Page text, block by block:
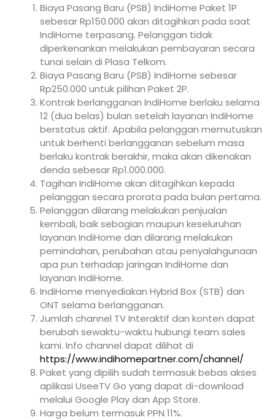
Biaya Pasang Baru (PSB) IndiHome Paket 1P
sebesar Rp150.000 akan ditagihkan pada saat
IndiHome terpasang. Pelanggan tidak
diperkenankan melakukan pembayaran secara
tunai selain di Plasa Telkom.
Biaya Pasang Baru (PSB) IndiHome sebesar
Rp250.000 untuk pilihan Paket 2P.
Kontrak berlangganan IndiHome berlaku selama
12 (dua belas) bulan setelah layanan IndiHome
berstatus aktif. Apabila pelanggan memutuskan
untuk berhenti berlangganan sebelum masa
berlaku kontrak berakhir, maka akan dikenakan
denda sebesar Rp1.000.000.
Tagihan IndiHome akan ditagihkan kepada
pelanggan secara prorata pada bulan pertama.
Pelanggan dilarang melakukan penjualan
kembali, baik sebagian maupun keseluruhan
layanan IndiHome dan dilarang melakukan
pemindahan, perubahan atau penyalahgunaan
apa pun terhadap jaringan IndiHome dan
layanan IndiHome.
IndiHome menyediakan Hybrid Box (STB) dan
ONT selama berlangganan.
Jumlah channel TV Interaktif dan konten dapat
berubah sewaktu-waktu hubungi team sales
kami. Info channel dapat dilihat di
https://www.indihomepartner.com/channel/
Paket yang dipilih sudah termasuk bebas akses
aplikasi UseeTV Go yang dapat di-download
melalui Google Play dan App Store.
Harga belum termasuk PPN 11%.